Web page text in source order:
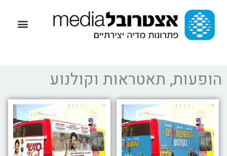
הופעות, תאטראות וקולנוע